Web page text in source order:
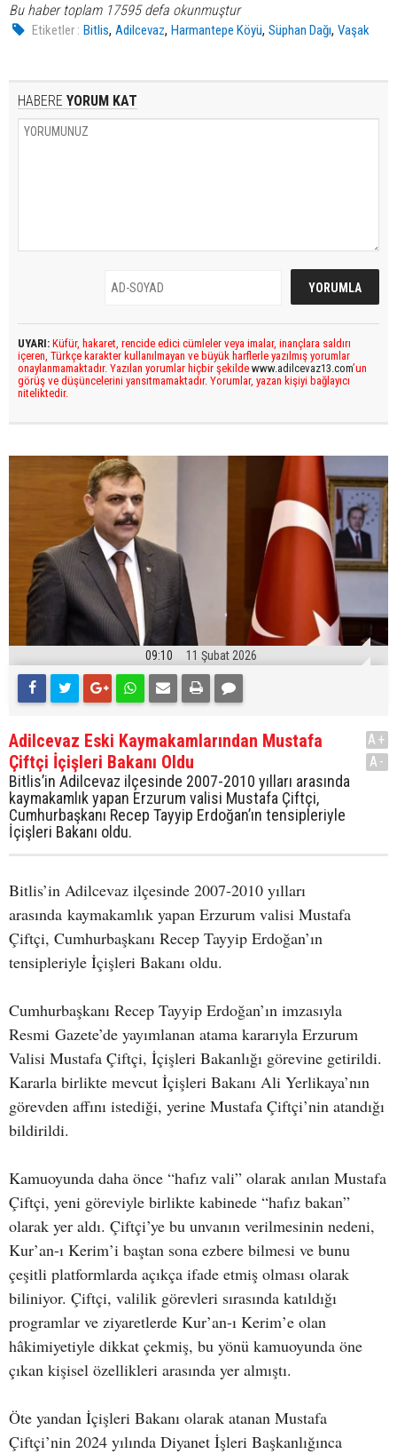
Bu haber toplam 17595 defa okunmuştur
Etiketler : Bitlis,Adilcevaz,Harmantepe Köyü,Süphan Dağı,Vaşak
HABERE YORUM KAT
UYARI: Küfür, hakaret, rencide edici cümleler veya imalar, inançlara saldırı
içeren, Türkçe karakter kullanılmayan ve büyük harflerle yazılmış yorumlar
onaylanmamaktadır. Yazılan yorumlar hiçbir şekilde www.adilcevaz13.com’un
görüş ve düşüncelerini yansıtmamaktadır. Yorumlar, yazan kişiyi bağlayıcı
niteliktedir.
09:10 11 Şubat 2026
Adilcevaz Eski Kaymakamlarından Mustafa
Çiftçi İçişleri Bakanı Oldu
Bitlis’in Adilcevaz ilçesinde 2007-2010 yılları arasında
kaymakamlık yapan Erzurum valisi Mustafa Çiftçi,
Cumhurbaşkanı Recep Tayyip Erdoğan’ın tensipleriyle
İçişleri Bakanı oldu.
A+
A-
Bitlis’in Adilcevaz ilçesinde 2007-2010 yılları
arasında kaymakamlık yapan Erzurum valisi Mustafa
Çiftçi, Cumhurbaşkanı Recep Tayyip Erdoğan’ın
tensipleriyle İçişleri Bakanı oldu.
Cumhurbaşkanı Recep Tayyip Erdoğan’ın imzasıyla
Resmi Gazete’de yayımlanan atama kararıyla Erzurum
Valisi Mustafa Çiftçi, İçişleri Bakanlığı görevine getirildi.
Kararla birlikte mevcut İçişleri Bakanı Ali Yerlikaya’nın
görevden affını istediği, yerine Mustafa Çiftçi’nin atandığı
bildirildi.
Kamuoyunda daha önce “hafız vali” olarak anılan Mustafa
Çiftçi, yeni göreviyle birlikte kabinede “hafız bakan”
olarak yer aldı. Çiftçi’ye bu unvanın verilmesinin nedeni,
Kur’an-ı Kerim’i baştan sona ezbere bilmesi ve bunu
çeşitli platformlarda açıkça ifade etmiş olması olarak
biliniyor. Çiftçi, valilik görevleri sırasında katıldığı
programlar ve ziyaretlerde Kur’an-ı Kerim’e olan
hâkimiyetiyle dikkat çekmiş, bu yönü kamuoyunda öne
çıkan kişisel özellikleri arasında yer almıştı.
Öte yandan İçişleri Bakanı olarak atanan Mustafa
Çiftçi’nin 2024 yılında Diyanet İşleri Başkanlığınca